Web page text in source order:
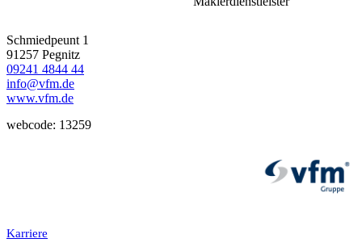
Schmiedpeunt 1
91257 Pegnitz
09241 4844 44
info@vfm.de
www.vfm.de
webcode: 13259
Karriere